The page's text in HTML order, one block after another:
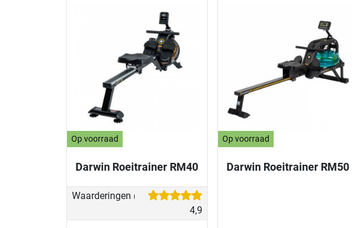
Op voorraad
Darwin Roeitrainer RM40
Waarderingen (47)
4,9
Op voorraad
Darwin Roeitrainer RM50